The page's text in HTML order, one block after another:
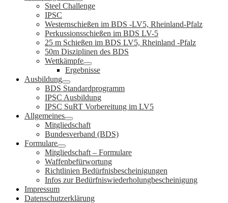
Steel Challenge
IPSC
Westernschießen im BDS -LV5, Rheinland-Pfalz
Perkussionsschießen im BDS LV-5
25 m Schießen im BDS LV5, Rheinland -Pfalz
50m Disziplinen des BDS
Wettkämpfe
Ergebnisse
Ausbildung
BDS Standardprogramm
IPSC Ausbildung
IPSC SuRT Vorbereitung im LV5
Allgemeines
Mitgliedschaft
Bundesverband (BDS)
Formulare
Mitgliedschaft – Formulare
Waffenbefürwortung
Richtlinien Bedürfnisbescheinigungen
Infos zur Bedürfniswiederholungbescheinigung
Impressum
Datenschutzerklärung